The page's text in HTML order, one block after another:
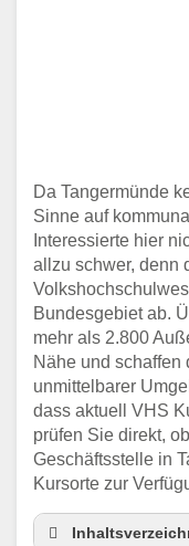
Da Tangermünde
Sinne auf
Interessierte hier
allzu schwer, denn
Bundesgebiet ab.
mehr als 2.800
Nähe und schaffen
unmittelbarer
dass aktuell VHS
prüfen Sie direkt,
Geschäftsstelle in
Kursorte zur